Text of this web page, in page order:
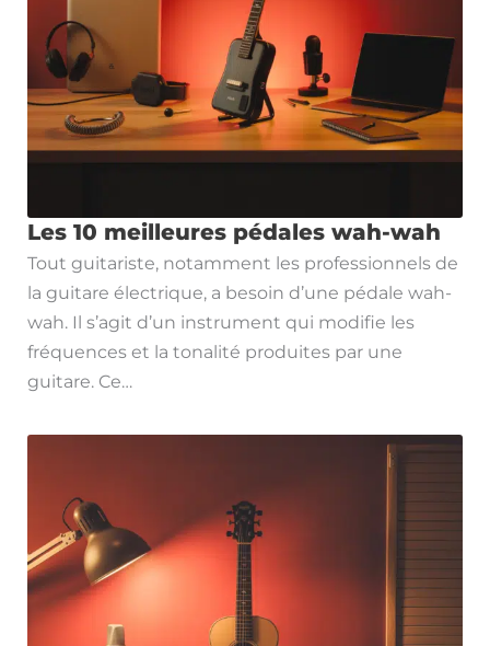
Les 10 meilleures pédales wah-wah
Tout guitariste, notamment les professionnels de
la guitare électrique, a besoin d’une pédale wah-
wah. Il s’agit d’un instrument qui modifie les
fréquences et la tonalité produites par une
guitare. Ce…